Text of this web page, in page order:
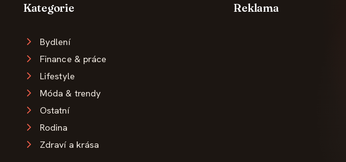
Kategorie
Bydlení
Finance & práce
Lifestyle
Móda & trendy
Ostatní
Rodina
Zdraví a krása
Reklama